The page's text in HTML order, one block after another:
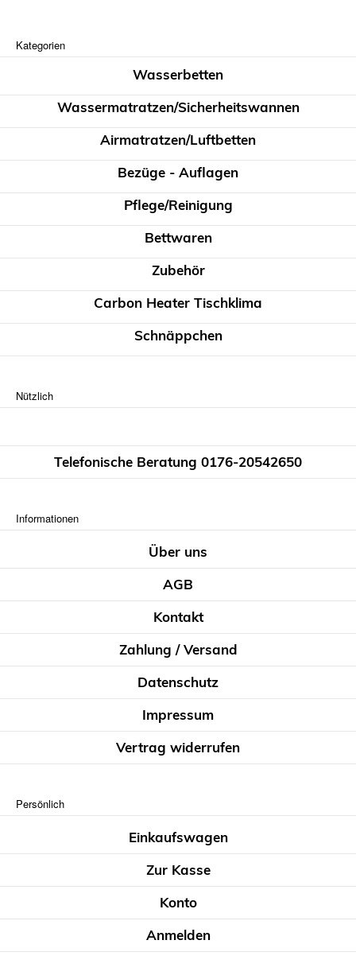
Kategorien
Wasserbetten
Wassermatratzen/Sicherheitswannen
Airmatratzen/Luftbetten
Bezüge - Auflagen
Pflege/Reinigung
Bettwaren
Zubehör
Carbon Heater Tischklima
Schnäppchen
Nützlich
Telefonische Beratung 0176-20542650
Informationen
Über uns
AGB
Kontakt
Zahlung / Versand
Datenschutz
Impressum
Vertrag widerrufen
Persönlich
Einkaufswagen
Zur Kasse
Konto
Anmelden